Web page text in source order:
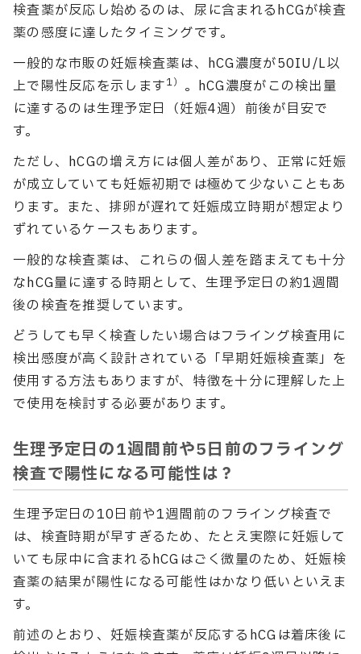
検査薬が反応し始めるのは、尿に含まれるhCGが検査
薬の感度に達したタイミングです。
一般的な市販の妊娠検査薬は、hCG濃度が50IU/L以
上で陽性反応を示します1） 。hCG濃度がこの検出量
に達するのは生理予定日（妊娠4週）前後が目安で
す。
ただし、hCGの増え方には個人差があり、正常に妊娠
が成立していても妊娠初期では極めて少ないこともあ
ります。また、排卵が遅れて妊娠成立時期が想定より
ずれているケースもあります。
一般的な検査薬は、これらの個人差を踏まえても十分
なhCG量に達する時期として、生理予定日の約1週間
後の検査を推奨しています。
どうしても早く検査したい場合はフライング検査用に
検出感度が高く設計されている「早期妊娠検査薬」を
使用する方法もありますが、特徴を十分に理解した上
で使用を検討する必要があります。
生理予定日の1週間前や5日前のフライング
検査で陽性になる可能性は？
生理予定日の10日前や1週間前のフライング検査で
は、検査時期が早すぎるため、たとえ実際に妊娠して
いても尿中に含まれるhCGはごく微量のため、妊娠検
査薬の結果が陽性になる可能性はかなり低いといえま
す。
前述のとおり、妊娠検査薬が反応するhCGは着床後に